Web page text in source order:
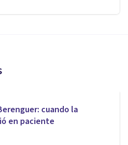
cuando la
en paciente